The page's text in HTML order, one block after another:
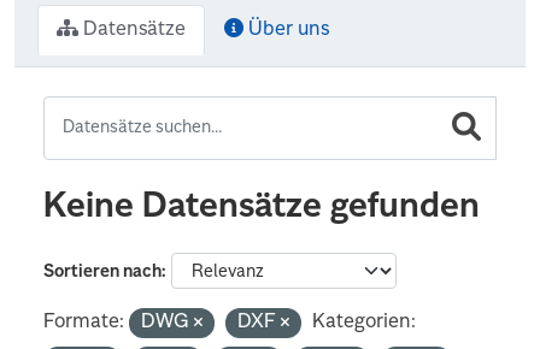
Datensätze Über uns
Keine Datensätze gefunden
Sortieren nach
Formate: DWG DXF
Kategorien: